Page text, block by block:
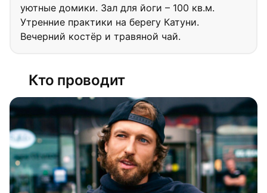
уютные домики. Зал для йоги – 100 кв.м.
Утренние практики на берегу Катуни.
Вечерний костёр и травяной чай.
Кто проводит